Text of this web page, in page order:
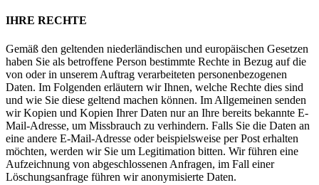
IHRE RECHTE
Gemäß den geltenden niederländischen und europäischen Gesetzen
haben Sie als betroffene Person bestimmte Rechte in Bezug auf die
von oder in unserem Auftrag verarbeiteten personenbezogenen
Daten. Im Folgenden erläutern wir Ihnen, welche Rechte dies sind
und wie Sie diese geltend machen können. Im Allgemeinen senden
wir Kopien und Kopien Ihrer Daten nur an Ihre bereits bekannte E-
Mail-Adresse, um Missbrauch zu verhindern. Falls Sie die Daten an
eine andere E-Mail-Adresse oder beispielsweise per Post erhalten
möchten, werden wir Sie um Legitimation bitten. Wir führen eine
Aufzeichnung von abgeschlossenen Anfragen, im Fall einer
Löschungsanfrage führen wir anonymisierte Daten.